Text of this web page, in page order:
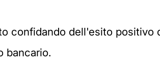
confidando dell'esito positivo
bancario.